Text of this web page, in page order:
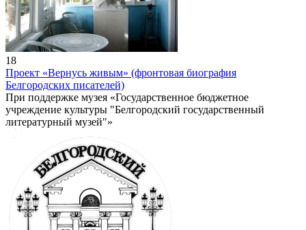
18
Проект «Вернусь живым» (фронтовая биография
Белгородских писателей)
При поддержке музея «Государственное бюджетное
учреждение культуры "Белгородский государственный
литературный музей"»